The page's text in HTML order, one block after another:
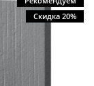
Скидка 20%